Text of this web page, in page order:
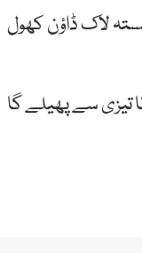
لاک ڈاؤن کھول
تیزی سے پھیلے گا